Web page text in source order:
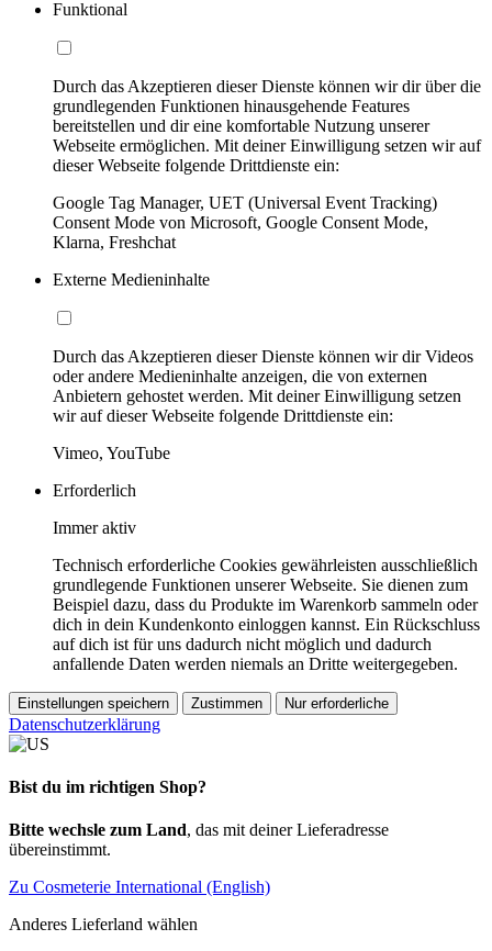
Funktional
Durch das Akzeptieren dieser Dienste können wir dir über die
grundlegenden Funktionen hinausgehende Features
bereitstellen und dir eine komfortable Nutzung unserer
Webseite ermöglichen. Mit deiner Einwilligung setzen wir auf
dieser Webseite folgende Drittdienste ein:
Google Tag Manager, UET (Universal Event Tracking)
Consent Mode von Microsoft, Google Consent Mode,
Klarna, Freshchat
Externe Medieninhalte
Durch das Akzeptieren dieser Dienste können wir dir Videos
oder andere Medieninhalte anzeigen, die von externen
Anbietern gehostet werden. Mit deiner Einwilligung setzen
wir auf dieser Webseite folgende Drittdienste ein:
Vimeo, YouTube
Erforderlich
Immer aktiv
Technisch erforderliche Cookies gewährleisten ausschließlich
grundlegende Funktionen unserer Webseite. Sie dienen zum
Beispiel dazu, dass du Produkte im Warenkorb sammeln oder
dich in dein Kundenkonto einloggen kannst. Ein Rückschluss
auf dich ist für uns dadurch nicht möglich und dadurch
anfallende Daten werden niemals an Dritte weitergegeben.
Einstellungen speichern Zustimmen Nur erforderliche
Datenschutzerklärung
Bist du im richtigen Shop?
Bitte wechsle zum Land, das mit deiner Lieferadresse
übereinstimmt.
Zu Cosmeterie International (English)
Anderes Lieferland wählen